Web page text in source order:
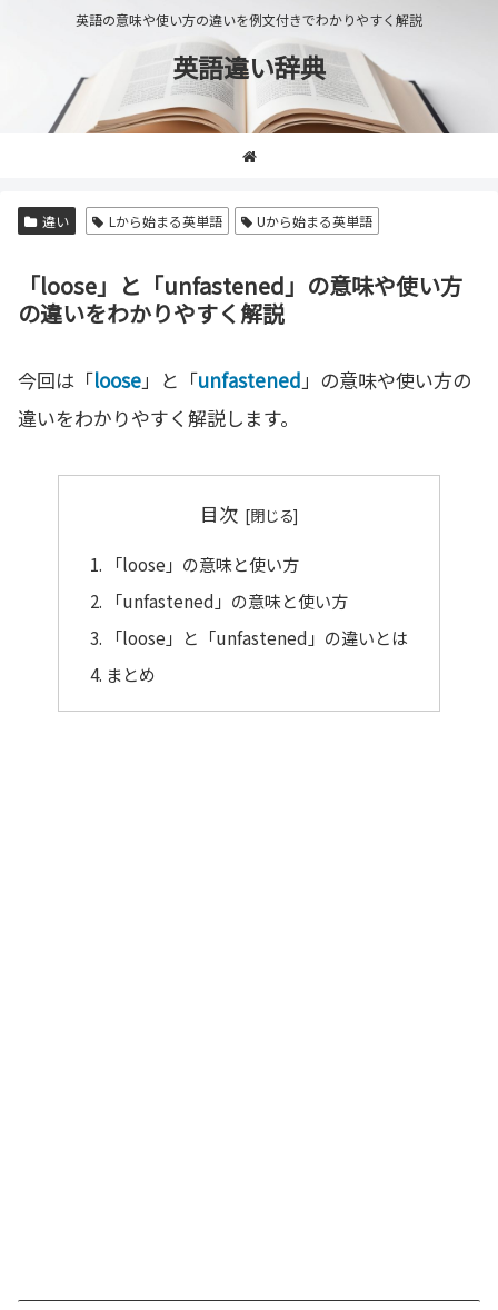
英語の意味や使い方の違いを例文付きでわかりやすく解説
英語違い辞典
違い Lから始まる英単語 Uから始まる英単語
「loose」と「unfastened」の意味や使い方
の違いをわかりやすく解説
今回は「loose」と「unfastened」の意味や使い方の
違いをわかりやすく解説します。
目次
「loose」の意味と使い方
「unfastened」の意味と使い方
「loose」と「unfastened」の違いとは
まとめ